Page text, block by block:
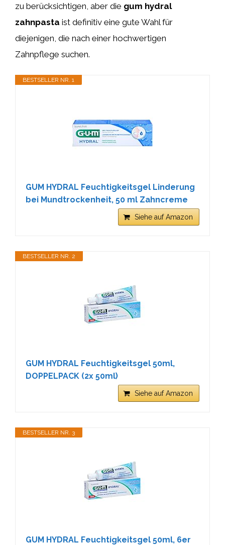
zu berücksichtigen, aber die gum hydral
zahnpasta ist definitiv eine gute Wahl für
diejenigen, die nach einer hochwertigen
Zahnpflege suchen.
BESTSELLER NR. 1
GUM HYDRAL Feuchtigkeitsgel Linderung
bei Mundtrockenheit, 50 ml Zahncreme
Siehe auf Amazon
BESTSELLER NR. 2
GUM HYDRAL Feuchtigkeitsgel 50ml,
DOPPELPACK (2x 50ml)
Siehe auf Amazon
BESTSELLER NR. 3
GUM HYDRAL Feuchtigkeitsgel 50ml, 6er